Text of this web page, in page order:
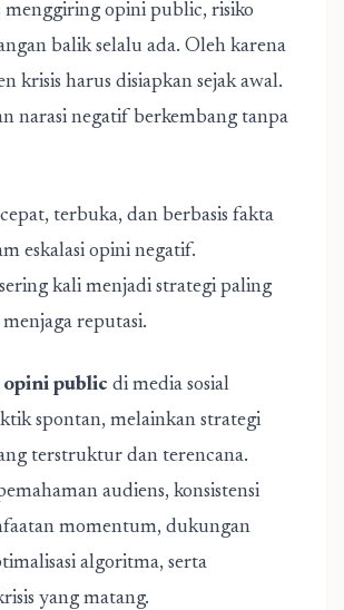
menggiring opini public, risiko
balik selalu ada. Oleh karena
krisis harus disiapkan sejak awal.
narasi negatif berkembang tanpa
terbuka, dan berbasis fakta
eskalasi opini negatif.
kali menjadi strategi paling
reputasi.
public di media sosial
spontan, melainkan strategi
terstruktur dan terencana.
audiens, konsistensi
momentum, dukungan
algoritma, serta
yang matang.